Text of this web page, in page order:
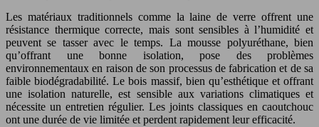
Les matériaux traditionnels comme la laine de verre offrent une
résistance thermique correcte, mais sont sensibles à l’humidité et
peuvent se tasser avec le temps. La mousse polyuréthane, bien
qu’offrant une bonne isolation, pose des problèmes
environnementaux en raison de son processus de fabrication et de sa
faible biodégradabilité. Le bois massif, bien qu’esthétique et offrant
une isolation naturelle, est sensible aux variations climatiques et
nécessite un entretien régulier. Les joints classiques en caoutchouc
ont une durée de vie limitée et perdent rapidement leur efficacité.